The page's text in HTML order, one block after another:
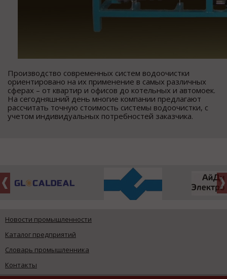
Производство современных систем водоочистки
ориентировано на их применение в самых различных
сферах – от квартир и офисов до котельных и автомоек.
На сегодняшний день многие компании предлагают
рассчитать точную стоимость системы водоочистки, с
учетом индивидуальных потребностей заказчика.
Новости промышленности
Каталог предприятий
Словарь промышленника
Контакты